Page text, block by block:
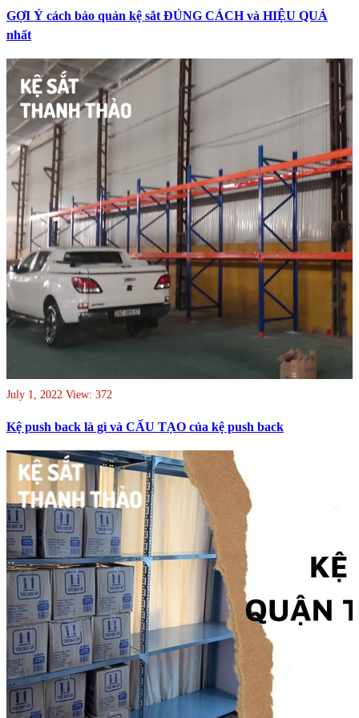
GỢI Ý cách bảo quản kệ sắt ĐÚNG CÁCH và HIỆU QUẢ
nhất
July 1, 2022 View: 372
Kệ push back là gì và CẤU TẠO của kệ push back